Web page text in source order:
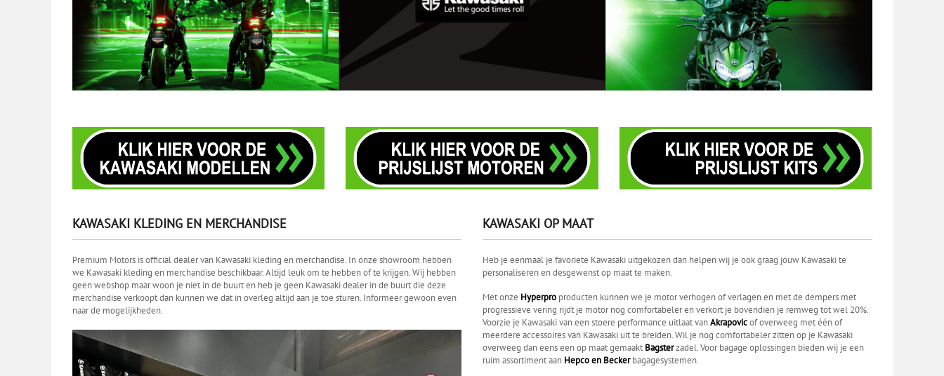
KAWASAKI KLEDING EN MERCHANDISE
Premium Motors is official dealer van Kawasaki kleding en merchandise. In onze showroom hebben
we Kawasaki kleding en merchandise beschikbaar. Altijd leuk om te hebben of te krijgen. Wij hebben
geen webshop maar woon je niet in de buurt en heb je geen Kawasaki dealer in de buurt die deze
merchandise verkoopt dan kunnen we dat in overleg altijd aan je toe sturen. Informeer gewoon even
naar de mogelijkheden.
KAWASAKI OP MAAT
Heb je eenmaal je favoriete Kawasaki uitgekozen dan helpen wij je ook graag jouw Kawasaki te
personaliseren en desgewenst op maat te maken.
Met onze Hyperpro producten kunnen we je motor verhogen of verlagen en met de dempers met
progressieve vering rijdt je motor nog comfortabeler en verkort je bovendien je remweg tot wel 20%.
Voorzie je Kawasaki van een stoere performance uitlaat vanAkrapovicof overweeg met één of
meerdere accessoires van Kawasaki uit te breiden. Wil je nog comfortabeler zitten op je Kawasaki
overweeg dan eens een op maat gemaakt Bagsterzadel. Voor bagage oplossingen bieden wij je een
ruim assortiment aan Hepco en Beckerbagagesystemen.